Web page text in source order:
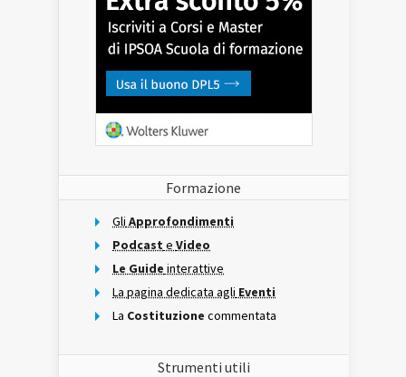
Formazione
Gli Approfondimenti
Podcast e Video
Le Guide interattive
La pagina dedicata agli Eventi
La Costituzione commentata
Strumenti utili